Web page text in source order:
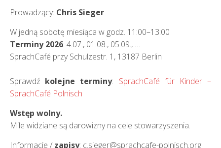
Prowadzący: Chris Sieger
W jedną sobotę miesiąca w godz. 11:00–13:00
Terminy 2026: 4.07., 01.08., 05.09., …
SprachCafé przy Schulzestr. 1, 13187 Berlin
Sprawdź kolejne terminy: SprachCafé für Kinder –
SprachCafé Polnisch
Wstęp wolny.
Mile widziane są darowizny na cele stowarzyszenia.
Informacje / zapisy: c.sieger@sprachcafe-polnisch.org